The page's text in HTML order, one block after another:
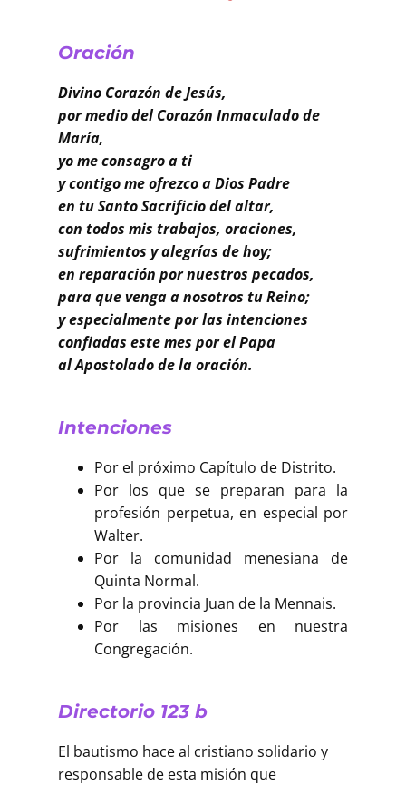
Buscar
Oración
Divino Corazón de Jesús,
por medio del Corazón Inmaculado de
María,
yo me consagro a ti
y contigo me ofrezco a Dios Padre
en tu Santo Sacrificio del altar,
con todos mis trabajos, oraciones,
sufrimientos y alegrías de hoy;
en reparación por nuestros pecados,
para que venga a nosotros tu Reino;
y especialmente por las intenciones
confiadas este mes por el Papa
al Apostolado de la oración.
Intenciones
Por el próximo Capítulo de Distrito.
Por los que se preparan para la
profesión perpetua, en especial por
Walter.
Por la comunidad menesiana de
Quinta Normal.
Por la provincia Juan de la Mennais.
Por las misiones en nuestra
Congregación.
Directorio 123 b
El bautismo hace al cristiano solidario y
responsable de esta misión que